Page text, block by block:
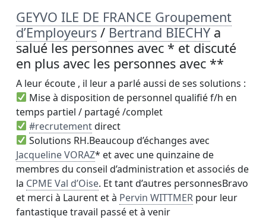
GEYVO ILE DE FRANCE Groupement
d’Employeurs / Bertrand BIECHY a
salué les personnes avec * et discuté
en plus avec les personnes avec **
A leur écoute , il leur a parlé aussi de ses solutions :
Mise à disposition de personnel qualifié f/h en
temps partiel / partagé /complet
#recrutementdirect
Solutions RH.Beaucoup d’échanges avec
Jacqueline VORAZ* et avec une quinzaine de
membres du conseil d’administration et associés de
la CPME Val d’Oise. Et tant d’autres personnesBravo
et merci à Laurent et à Pervin WITTMER pour leur
fantastique travail passé et à venir